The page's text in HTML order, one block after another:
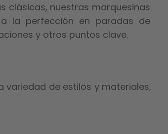
clásicas, nuestras marquesinas
la perfección en paradas de
y otros puntos clave.
variedad de estilos y materiales,